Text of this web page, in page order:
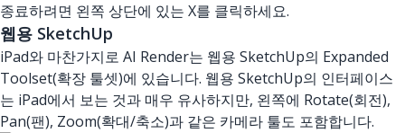
종료하려면 왼쪽 상단에 있는 X를 클릭하세요.
웹용 SketchUp
iPad와 마찬가지로 AI Render는 웹용 SketchUp의 Expanded
Toolset(확장 툴셋)에 있습니다. 웹용 SketchUp의 인터페이스
는 iPad에서 보는 것과 매우 유사하지만, 왼쪽에 Rotate(회전),
Pan(팬), Zoom(확대/축소)과 같은 카메라 툴도 포함합니다.